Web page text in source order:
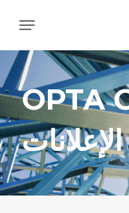
القائمة
OPTA